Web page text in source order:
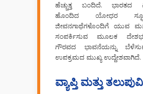
ಹೆಚ್ಚುತ್ತ ಬಂದಿದೆ. ಭಾರತದ
ಹೊಂದಿದ ಯೋಧರ
ಜೀವನಗಾಥೆಗಳೊಂದಿಗೆ ಯುವ
ಸಂಪರ್ಕಿಸುವ ಮೂಲಕ
ಗೌರವದ ಭಾವನೆಯನ್ನು
ಉಪಕ್ರಮದ ಮುಖ್ಯ ಉದ್ದೇಶವಾಗಿದೆ.
ವ್ಯಾಪ್ತಿ ಮತ್ತು